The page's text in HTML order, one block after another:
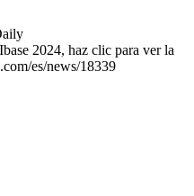
2024, haz clic para ver la
es/news/18339